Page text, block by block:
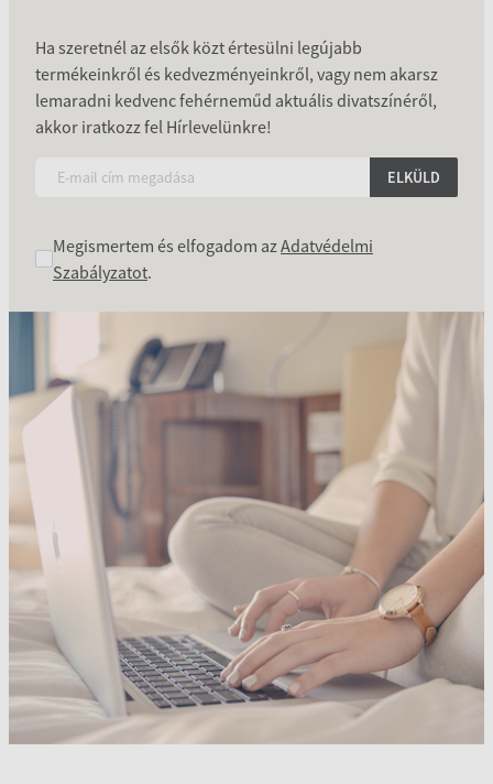
Ha szeretnél az elsők közt értesülni legújabb
termékeinkről és kedvezményeinkről, vagy nem akarsz
lemaradni kedvenc fehérneműd aktuális divatszínéről,
akkor iratkozz fel Hírlevelünkre!
ELKÜLD
Megismertem és elfogadom azAdatvédelmi
Szabályzatot.